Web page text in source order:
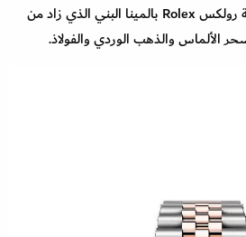
تميزت هذه الساعة من ماركة رولكس Rolex بالمينا البني الذي زاد من
الألماس والذهب الوردي والفولاذ.